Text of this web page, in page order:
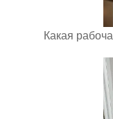
Какая